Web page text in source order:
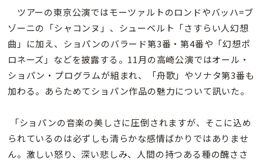
ツアーの東京公演ではモーツァルトのロンドやバッハ=ブ
ゾーニの「シャコンヌ」、シューベルト「さすらい人幻想
曲」に加え、ショパンのバラード第3番・第4番や「幻想ポ
ロネーズ」などを披露する。11月の高崎公演ではオール・
ショパン・プログラムが組まれ、「舟歌」やソナタ第3番も
加わる。あらためてショパン作品の魅力について訊いた。
「ショパンの音楽の美しさに圧倒されますが、そこに込め
られているのは必ずしも清らかな感情ばかりではありませ
ん。激しい怒り、深い悲しみ、人間の持つある種の醜ささ